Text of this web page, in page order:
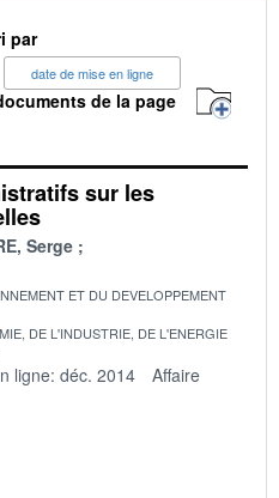
par
date de mise en ligne
de la page
sur les
Serge
ET DU DEVELOPPEMENT
DE L'INDUSTRIE, DE L'ENERGIE
ligne: déc. 2014
Affaire